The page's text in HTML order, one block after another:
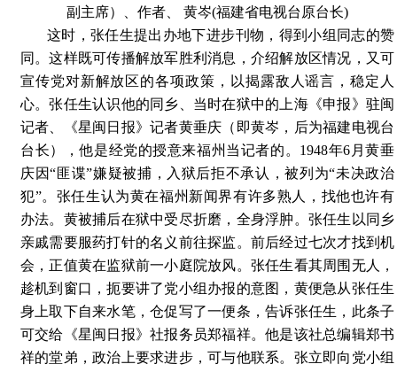
副主席）、作者、 黄岑(福建省电视台原台长)
这时，张任生提出办地下进步刊物，得到小组同志的赞
同。这样既可传播解放军胜利消息，介绍解放区情况，又可
宣传党对新解放区的各项政策，以揭露敌人谣言，稳定人
心。张任生认识他的同乡、当时在狱中的上海《申报》驻闽
记者、《星闽日报》记者黄垂庆（即黄岑，后为福建电视台
台长），他是经党的授意来福州当记者的。1948年6月黄垂
庆因“匪谍”嫌疑被捕，入狱后拒不承认，被列为“未决政治
犯”。张任生认为黄在福州新闻界有许多熟人，找他也许有
办法。黄被捕后在狱中受尽折磨，全身浮肿。张任生以同乡
亲戚需要服药打针的名义前往探监。前后经过七次才找到机
会，正值黄在监狱前一小庭院放风。张任生看其周围无人，
趁机到窗口，扼要讲了党小组办报的意图，黄便急从张任生
身上取下自来水笔，仓促写了一便条，告诉张任生，此条子
可交给《星闽日报》社报务员郑福祥。他是该社总编辑郑书
祥的堂弟，政治上要求进步，可与他联系。张立即向党小组